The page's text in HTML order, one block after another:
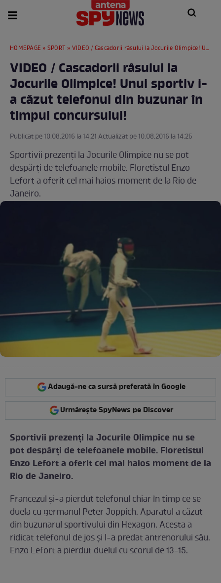
HOMEPAGE » SPORT » VIDEO / Cascadorii râsului la Jocurile Olimpice! Unui sportiv i-a căzut telefonul din buzunar în timpul concursului!
VIDEO / Cascadorii râsului la
Jocurile Olimpice! Unui sportiv i-
a căzut telefonul din buzunar în
timpul concursului!
Publicat pe 10.08.2016 la 14:21 Actualizat pe 10.08.2016 la 14:25
Sportivii prezenţi la Jocurile Olimpice nu se pot
despărţi de telefoanele mobile. Floretistul Enzo
Lefort a oferit cel mai haios moment de la Rio de
Janeiro.
Adaugă-ne ca sursă preferată în Google
Urmărește SpyNews pe Discover
Sportivii prezenţi la Jocurile Olimpice nu se
pot despărţi de telefoanele mobile. Floretistul
Enzo Lefort a oferit cel mai haios moment de la
Rio de Janeiro.
Francezul şi-a pierdut telefonul chiar în timp ce se
duela cu germanul Peter Joppich. Aparatul a căzut
din buzunarul sportivului din Hexagon. Acesta a
ridicat telefonul de jos și l-a predat antrenorului său.
Enzo Lefort a pierdut duelul cu scorul de 13-15.